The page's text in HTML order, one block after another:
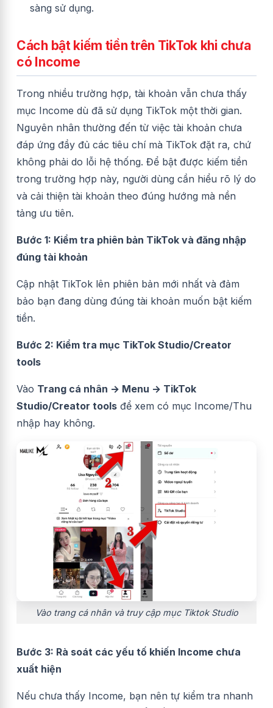
sàng sử dụng.
Cách bật kiếm tiền trên TikTok khi chưa
có Income
Trong nhiều trường hợp, tài khoản vẫn chưa thấy
mục Income dù đã sử dụng TikTok một thời gian.
Nguyên nhân thường đến từ việc tài khoản chưa
đáp ứng đầy đủ các tiêu chí mà TikTok đặt ra, chứ
không phải do lỗi hệ thống. Để bật được kiếm tiền
trong trường hợp này, người dùng cần hiểu rõ lý do
và cải thiện tài khoản theo đúng hướng mà nền
tảng ưu tiên.
Bước 1: Kiểm tra phiên bản TikTok và đăng nhập
đúng tài khoản
Cập nhật TikTok lên phiên bản mới nhất và đảm
bảo bạn đang dùng đúng tài khoản muốn bật kiếm
tiền.
Bước 2: Kiểm tra mục TikTok Studio/Creator
tools
Vào Trang cá nhân → Menu → TikTok
Studio/Creator tools để xem có mục Income/Thu
nhập hay không.
Vào trang cá nhân và truy cập mục Tiktok Studio
Bước 3: Rà soát các yếu tố khiến Income chưa
xuất hiện
Nếu chưa thấy Income, bạn nên tự kiểm tra nhanh